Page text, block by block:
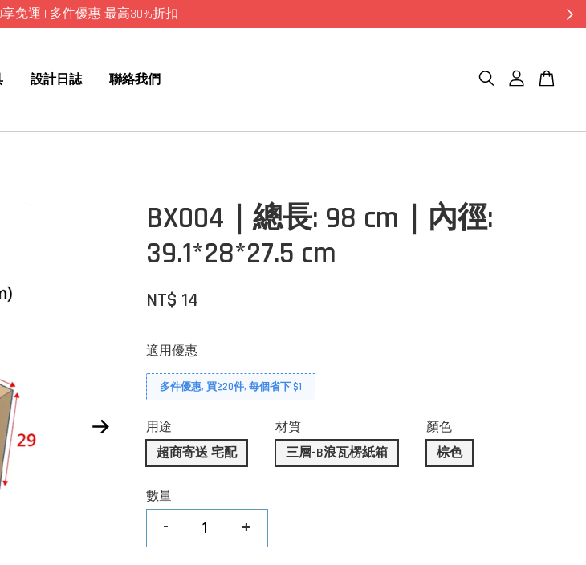
免運 | 多件優惠 最高30%折扣
設計日誌 聯絡我們
BX004｜總長: 98 cm｜內徑:
39.1*28*27.5 cm
NT$ 14
適用優惠
多件優惠, 買≥20件, 每個省下 $1
用途
超商寄送 宅配
材質
三層-B浪瓦楞紙箱
顏色
棕色
數量
- +